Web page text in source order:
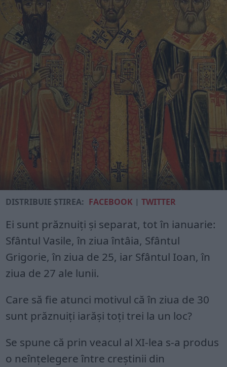
DISTRIBUIE ȘTIREA: FACEBOOK |TWITTER
Ei sunt prăznuiți și separat, tot în ianuarie:
Sfântul Vasile, în ziua întâia, Sfântul
Grigorie, în ziua de 25, iar Sfântul Ioan, în
ziua de 27 ale lunii.
Care să fie atunci motivul că în ziua de 30
sunt prăznuiţi iarăşi toţi trei la un loc?
Se spune că prin veacul al XI-lea s-a produs
o neînţelegere între creştinii din